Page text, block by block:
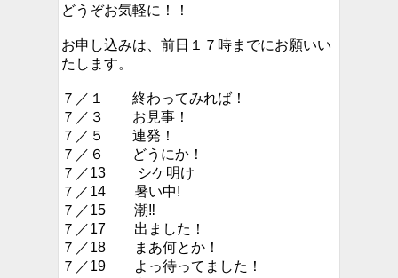
どうぞお気軽に！！
お申し込みは、前日１７時までにお願いい
たします。
７／１ 終わってみれば！
７／３ お見事！
７／５ 連発！
７／６ どうにか！
７／13 シケ明け
７／14 暑い中!
７／15 潮‼︎
７／17 出ました！
７／18 まあ何とか！
７／19 よっ待ってました！